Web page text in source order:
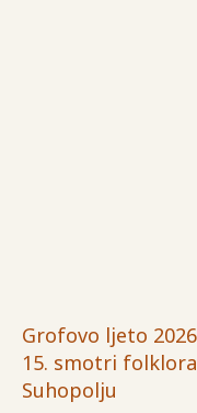
Grofovo ljeto
15. smotri folklora
Suhopolju